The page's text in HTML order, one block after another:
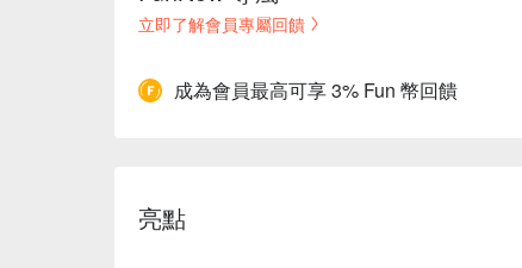
立即了解會員專屬回饋
成為會員最高可享 3% Fun 幣回饋
亮點